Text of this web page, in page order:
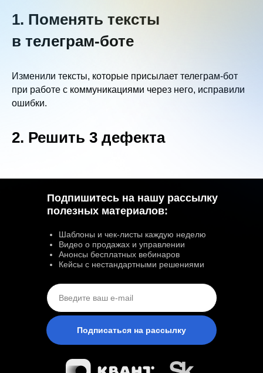
1. Поменять тексты
в телеграм-боте
Изменили тексты, которые присылает телеграм-бот
при работе с коммуникациями через него, исправили
ошибки.
2. Решить 3 дефекта
Подпишитесь на нашу рассылку
полезных материалов:
Шаблоны и чек-листы каждую неделю
Видео о продажах и управлении
Анонсы бесплатных вебинаров
Кейсы с нестандартными решениями
Подписаться на рассылку